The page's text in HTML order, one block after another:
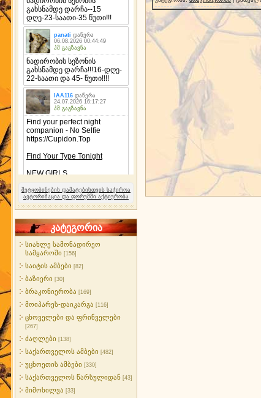
შეტყობინების დამატებისთვის საჭიროა
ავტორიზაცია და ფორუმში აქტიურობა
კატეგორია
სიახლე სამონადირეო
სამყაროში [156]
საიტის ამბები [82]
ბაზიერი [30]
ბრაკონიერობა [169]
მოიპარეს-დაიკარგა [116]
ცხოველები და ფრინველები
[267]
ძაღლები [138]
საქართველოს ამბები [482]
უცხოეთის ამბები [330]
საქართველოს წარსულიდან [43]
მიმოხილვა [33]